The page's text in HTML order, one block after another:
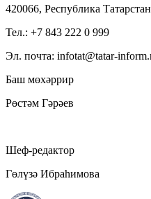
420066, Республика
Тел.: +7 843 222 0 999
Эл. почта: infotat@tatar-
Баш мөхәррир
Рөстәм Гәрәев
Шеф-редактор
Гөлүзә Ибраһимова